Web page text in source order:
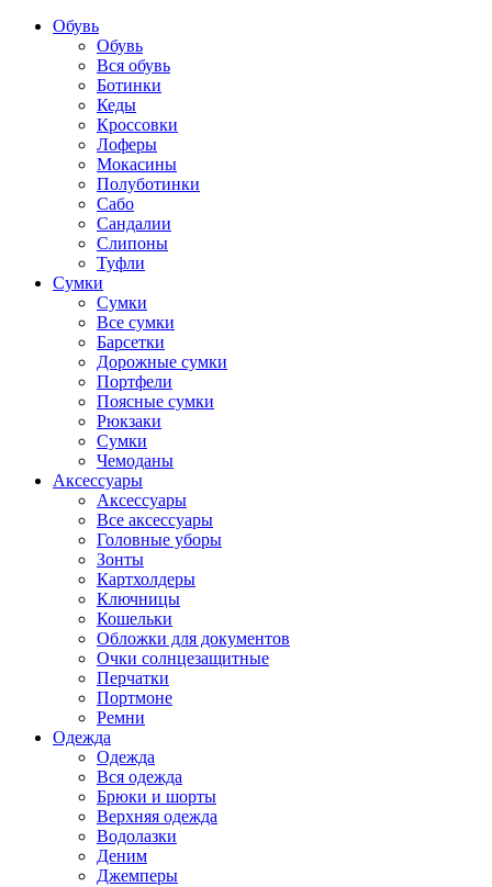
Обувь
Обувь
Вся обувь
Ботинки
Кеды
Кроссовки
Лоферы
Мокасины
Полуботинки
Сабо
Сандалии
Слипоны
Туфли
Сумки
Сумки
Все сумки
Барсетки
Дорожные сумки
Портфели
Поясные сумки
Рюкзаки
Сумки
Чемоданы
Аксессуары
Аксессуары
Все аксессуары
Головные уборы
Зонты
Картхолдеры
Ключницы
Кошельки
Обложки для документов
Очки солнцезащитные
Перчатки
Портмоне
Ремни
Одежда
Одежда
Вся одежда
Брюки и шорты
Верхняя одежда
Водолазки
Деним
Джемперы